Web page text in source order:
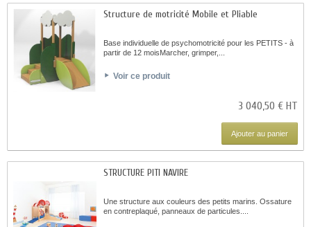
Structure de motricité Mobile et Pliable
Base individuelle de psychomotricité pour les PETITS - à
partir de 12 moisMarcher, grimper,...
Voir ce produit
3 040,50 € HT
Ajouter au panier
STRUCTURE PITI NAVIRE
Une structure aux couleurs des petits marins. Ossature
en contreplaqué, panneaux de particules....